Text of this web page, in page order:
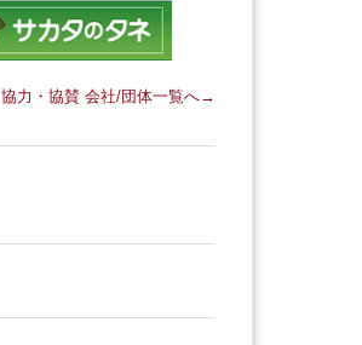
協力・協賛 会社/団体一覧へ→